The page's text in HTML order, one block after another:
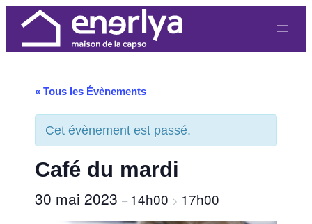
« Tous les Évènements
Cet évènement est passé.
Café du mardi
30 mai 2023– 14h00 > 17h00